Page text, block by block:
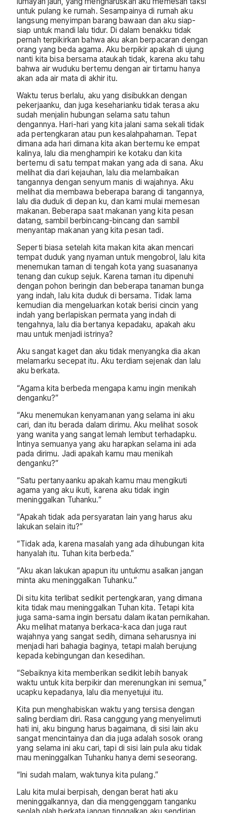
untuk pulang ke rumah. Sesampainya di rumah aku
langsung menyimpan barang bawaan dan aku siap-
siap untuk mandi lalu tidur. Di dalam benakku tidak
pernah terpikirkan bahwa aku akan berpacaran dengan
orang yang beda agama. Aku berpikir apakah di ujung
nanti kita bisa bersama ataukah tidak, karena aku tahu
bahwa air wuduku bertemu dengan air tirtamu hanya
akan ada air mata di akhir itu.
Waktu terus berlalu, aku yang disibukkan dengan
pekerjaanku, dan juga keseharianku tidak terasa aku
sudah menjalin hubungan selama satu tahun
dengannya. Hari-hari yang kita jalani sama sekali tidak
ada pertengkaran atau pun kesalahpahaman. Tepat
dimana ada hari dimana kita akan bertemu ke empat
kalinya, lalu dia menghampiri ke kotaku dan kita
bertemu di satu tempat makan yang ada di sana. Aku
melihat dia dari kejauhan, lalu dia melambaikan
tangannya dengan senyum manis di wajahnya. Aku
melihat dia membawa beberapa barang di tangannya,
lalu dia duduk di depan ku, dan kami mulai memesan
makanan. Beberapa saat makanan yang kita pesan
datang, sambil berbincang-bincang dan sambil
menyantap makanan yang kita pesan tadi.
Seperti biasa setelah kita makan kita akan mencari
tempat duduk yang nyaman untuk mengobrol, lalu kita
menemukan taman di tengah kota yang suasananya
tenang dan cukup sejuk. Karena taman itu dipenuhi
dengan pohon beringin dan beberapa tanaman bunga
yang indah, lalu kita duduk di bersama. Tidak lama
kemudian dia mengeluarkan kotak berisi cincin yang
indah yang berlapiskan permata yang indah di
tengahnya, lalu dia bertanya kepadaku, apakah aku
mau untuk menjadi istrinya?
Aku sangat kaget dan aku tidak menyangka dia akan
melamarku secepat itu. Aku terdiam sejenak dan lalu
aku berkata.
“Agama kita berbeda mengapa kamu ingin menikah
denganku?”
“Aku menemukan kenyamanan yang selama ini aku
cari, dan itu berada dalam dirimu. Aku melihat sosok
yang wanita yang sangat lemah lembut terhadapku.
Intinya semuanya yang aku harapkan selama ini ada
pada dirimu. Jadi apakah kamu mau menikah
denganku?”
“Satu pertanyaanku apakah kamu mau mengikuti
agama yang aku ikuti, karena aku tidak ingin
meninggalkan Tuhanku.”
“Apakah tidak ada persyaratan lain yang harus aku
lakukan selain itu?”
“Tidak ada, karena masalah yang ada dihubungan kita
hanyalah itu. Tuhan kita berbeda.”
“Aku akan lakukan apapun itu untukmu asalkan jangan
minta aku meninggalkan Tuhanku.”
Di situ kita terlibat sedikit pertengkaran, yang dimana
kita tidak mau meninggalkan Tuhan kita. Tetapi kita
juga sama-sama ingin bersatu dalam ikatan pernikahan.
Aku melihat matanya berkaca-kaca dan juga raut
wajahnya yang sangat sedih, dimana seharusnya ini
menjadi hari bahagia baginya, tetapi malah berujung
kepada kebingungan dan kesedihan.
“Sebaiknya kita memberikan sedikit lebih banyak
waktu untuk kita berpikir dan merenungkan ini semua,”
ucapku kepadanya, lalu dia menyetujui itu.
Kita pun menghabiskan waktu yang tersisa dengan
saling berdiam diri. Rasa canggung yang menyelimuti
hati ini, aku bingung harus bagaimana, di sisi lain aku
sangat mencintainya dan dia juga adalah sosok orang
yang selama ini aku cari, tapi di sisi lain pula aku tidak
mau meninggalkan Tuhanku hanya demi seseorang.
“Ini sudah malam, waktunya kita pulang.”
Lalu kita mulai berpisah, dengan berat hati aku
meninggalkannya, dan dia menggenggam tanganku